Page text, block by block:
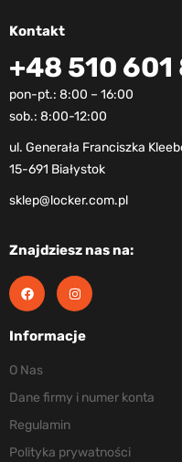
Kontakt
+48 510
pon-pt.: 8:00 – 16:00
sob.: 8:00-12:00
ul. Generała Franciszka
15-691 Białystok
sklep@locker.com.pl
Znajdziesz nas na:
Informacje
O Nas
Dane firmy i numer konta
Regulamin
Polityka prywatności